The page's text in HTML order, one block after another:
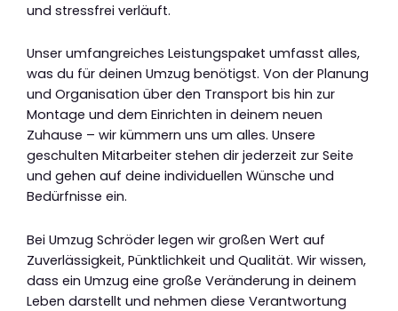
und stressfrei verläuft.
Unser umfangreiches Leistungspaket umfasst alles,
was du für deinen Umzug benötigst. Von der Planung
und Organisation über den Transport bis hin zur
Montage und dem Einrichten in deinem neuen
Zuhause – wir kümmern uns um alles. Unsere
geschulten Mitarbeiter stehen dir jederzeit zur Seite
und gehen auf deine individuellen Wünsche und
Bedürfnisse ein.
Bei Umzug Schröder legen wir großen Wert auf
Zuverlässigkeit, Pünktlichkeit und Qualität. Wir wissen,
dass ein Umzug eine große Veränderung in deinem
Leben darstellt und nehmen diese Verantwortung